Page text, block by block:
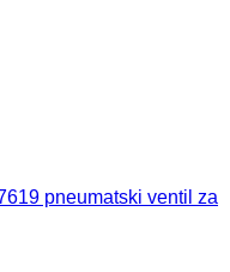
pneumatski ventil za